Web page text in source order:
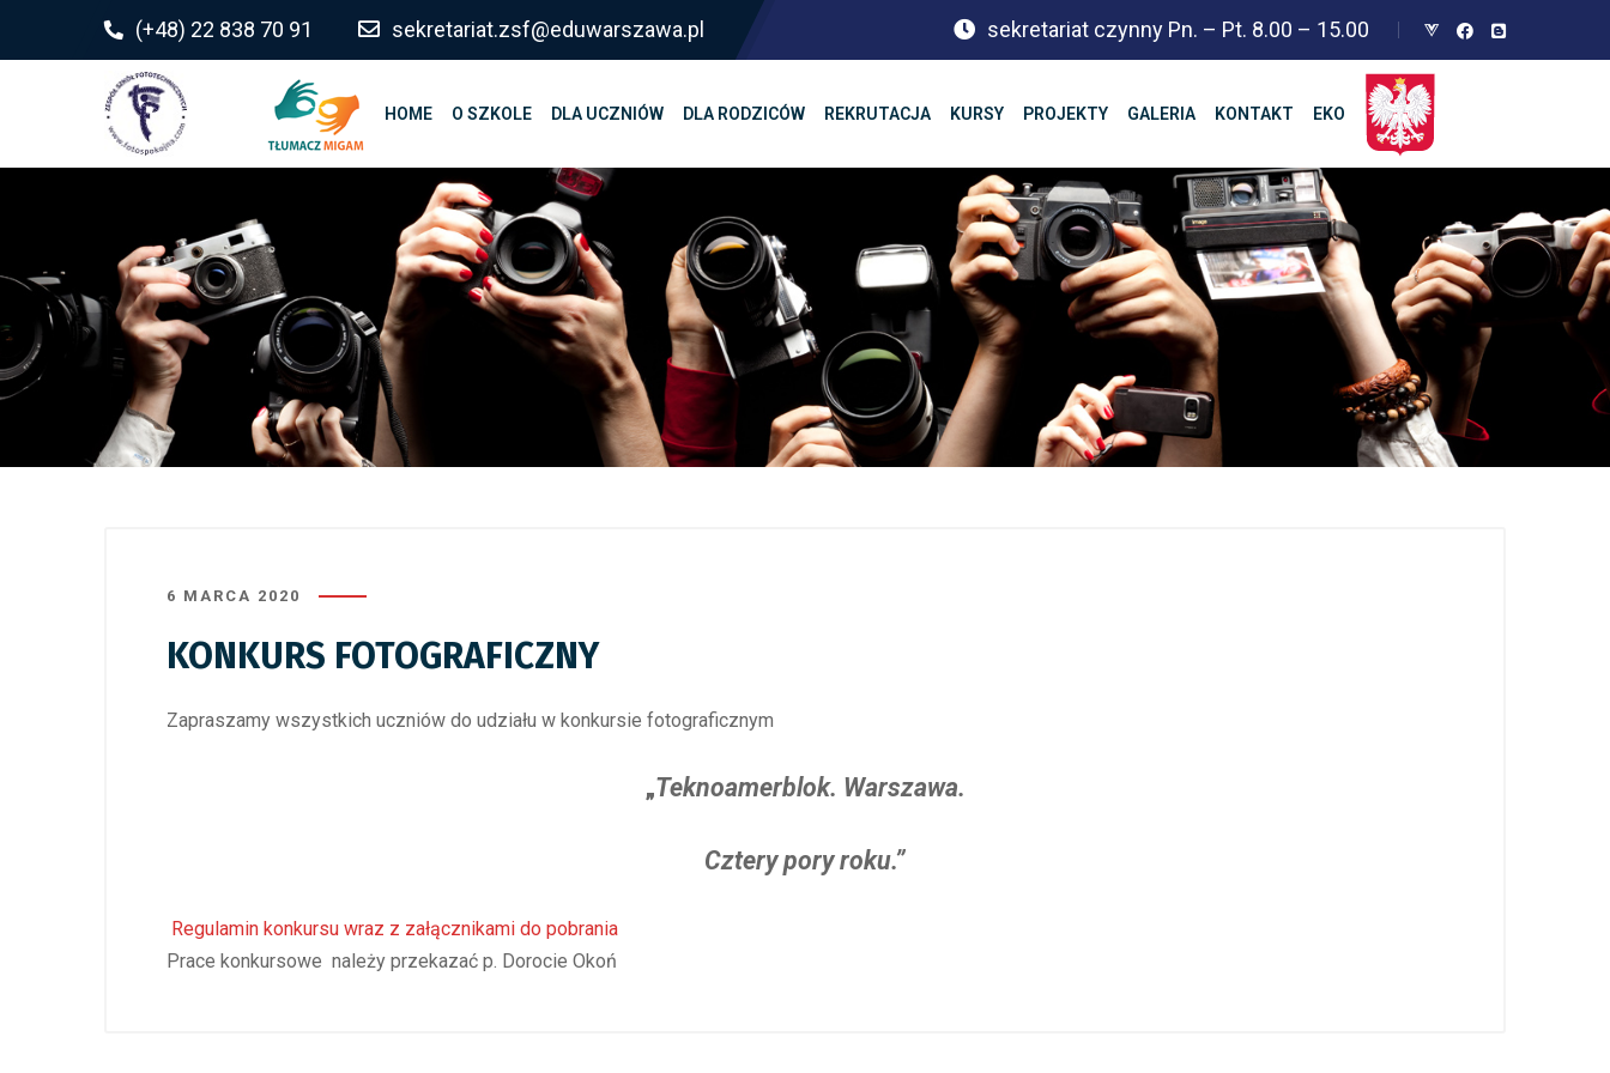
(+48) 22 838 70 91 sekretariat.zsf@eduwarszawa.pl sekretariat czynny Pn. – Pt. 8.00 – 15.00
HOME O SZKOLE DLA UCZNIÓW DLA RODZICÓW REKRUTACJA KURSY PROJEKTY GALERIA KONTAKT EKO
6 MARCA 2020
KONKURS FOTOGRAFICZNY
Zapraszamy wszystkich uczniów do udziału w konkursie fotograficznym
„Teknoamerblok. Warszawa.
Cztery pory roku.”
Regulamin konkursu wraz z załącznikami do pobrania
Prace konkursowe należy przekazać p. Dorocie Okoń